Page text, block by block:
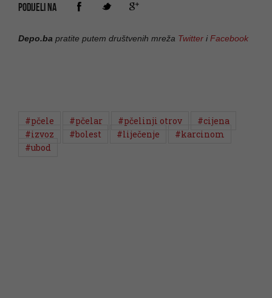
PODIJELI NA
Depo.ba pratite putem društvenih mreža Twitter iFacebook
#pčele #pčelar #pčelinji otrov
#cijena
#izvoz
#bolest #liječenje
#karcinom
#ubod